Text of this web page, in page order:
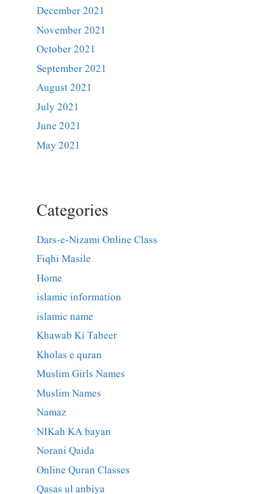
December 2021
November 2021
October 2021
September 2021
August 2021
July 2021
June 2021
May 2021
Categories
Dars-e-Nizami Online Class
Fiqhi Masile
Home
islamic information
islamic name
Khawab Ki Tabeer
Kholas e quran
Muslim Girls Names
Muslim Names
Namaz
NIKah KA bayan
Norani Qaida
Online Quran Classes
Qasas ul anbiya